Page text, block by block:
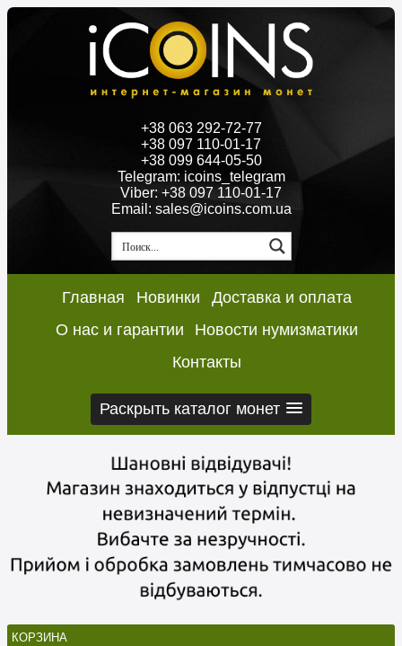
+38 063 292-72-77
+38 097 110-01-17
+38 099 644-05-50
Telegram: icoins_telegram
Viber: +38 097 110-01-17
Email: sales@icoins.com.ua
Главная Новинки
Доставка и оплата
О нас и гарантии
Новости нумизматики
Контакты
Раскрыть каталог монет
КОРЗИНА